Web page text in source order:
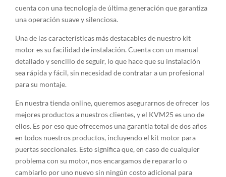
cuenta con una tecnología de última generación que garantiza
una operación suave y silenciosa.
Una de las características más destacables de nuestro kit
motor es su facilidad de instalación. Cuenta con un manual
detallado y sencillo de seguir, lo que hace que su instalación
sea rápida y fácil, sin necesidad de contratar a un profesional
para su montaje.
En nuestra tienda online, queremos asegurarnos de ofrecer los
mejores productos a nuestros clientes, y el KVM25 es uno de
ellos. Es por eso que ofrecemos una garantía total de dos años
en todos nuestros productos, incluyendo el kit motor para
puertas seccionales. Esto significa que, en caso de cualquier
problema con su motor, nos encargamos de repararlo o
cambiarlo por uno nuevo sin ningún costo adicional para